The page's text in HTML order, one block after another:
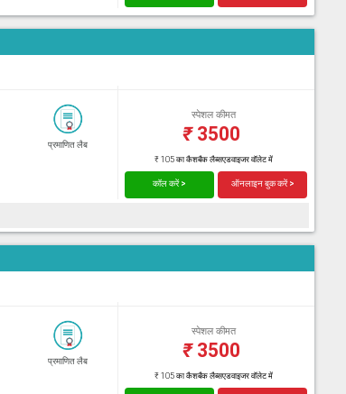
प्रमाणित लैब
स्पेशल कीमत
₹3500
₹ 105 का कैशबैक लैब्सएडवाइजर वॉलेट में
कॉल करें > ऑनलाइन बुक करें >
प्रमाणित लैब
स्पेशल कीमत
₹3500
₹ 105 का कैशबैक लैब्सएडवाइजर वॉलेट में